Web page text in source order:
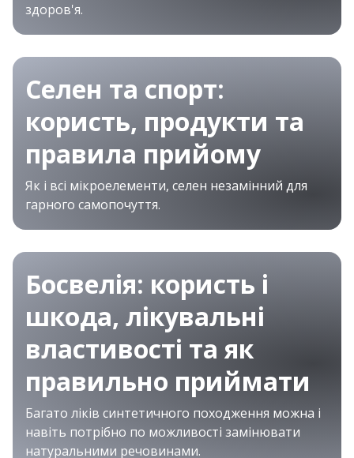
здоров'я.
Селен та спорт:
користь, продукти та
правила прийому
Як і всі мікроелементи, селен незамінний для
гарного самопочуття.
Босвелія: користь і
шкода, лікувальні
властивості та як
правильно приймати
Багато ліків синтетичного походження можна і
навіть потрібно по можливості замінювати
натуральними речовинами.